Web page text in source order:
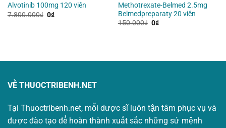
Alvotinib 100mg 120 viên
7.800.000₫ Giá
0₫Giá
Methotrexate-Belmed 2.5mg
Belmedpreparaty 20 viên
150.000₫ Giá
0₫Giá
VỀ THUOCTRIBENH.NET
Tại Thuoctribenh.net, mỗi dược sĩ luôn tận tâm phục vụ và
được đào tạo để hoàn thành xuất sắc những sứ mệnh